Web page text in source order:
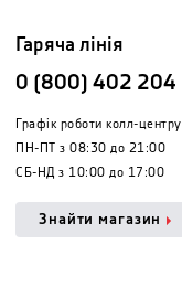
Гаряча лінія
0 (800) 402 204
Графік роботи колл-центру
ПН-ПТ з 08:30 до 21:00
СБ-НД з 10:00 до 17:00
Знайти магазин